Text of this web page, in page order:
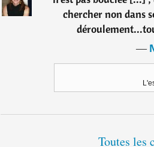
chercher non dans
―
Toutes les